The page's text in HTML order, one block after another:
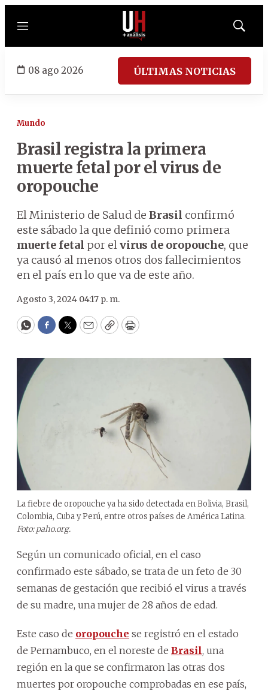
Menú
Mostrar
08 ago 2026 ÚLTIMAS NOTICIAS
Mundo
Brasil registra la primera
muerte fetal por el virus de
oropouche
El Ministerio de Salud de Brasil confirmó
este sábado la que definió como primera
muerte fetal por elvirus de oropouche, que
ya causó al menos otros dos fallecimientos
en el país en lo que va de este año.
Agosto 3, 2024 04:17 p. m.
WhatsApp
Facebook
Twitter
EmailCopyPrint
La fiebre de oropouche ya ha sido detectada en Bolivia, Brasil,
Colombia, Cuba y Perú, entre otros países de América Latina.
Foto: paho.org.
Según un comunicado oficial, en el caso
confirmado este sábado, se trata de un feto de 30
semanas de gestación que recibió el virus a través
de su madre, una mujer de 28 años de edad.
Este caso de oropouche se registró en el estado
de Pernambuco, en el noreste de Brasil, una
región en la que se confirmaron las otras dos
muertes por oropouche comprobadas en ese país,